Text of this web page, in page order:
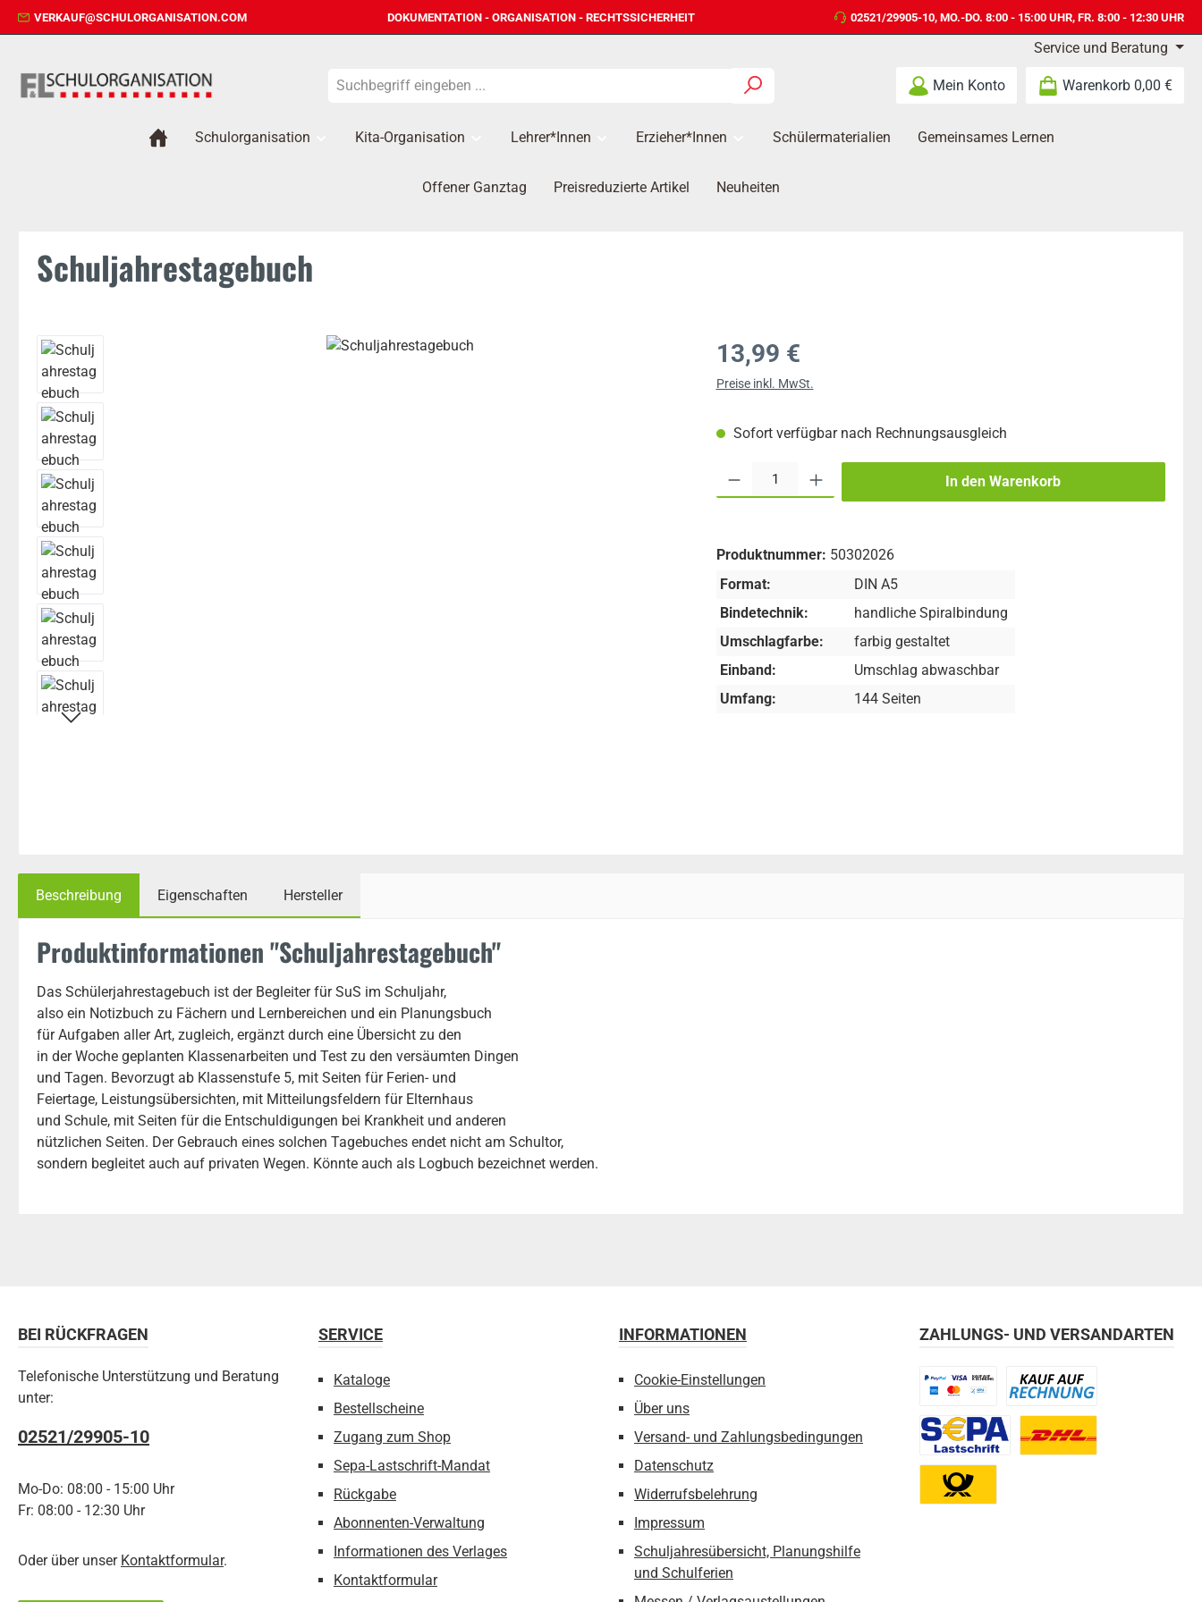
Hauptinhalt springen
Zur Suche springen
Zur Hauptnavigation springen
VERKAUF@SCHULORGANISATION.COM DOKUMENTATION - ORGANISATION - RECHTSSICHERHEIT 02521/29905-10, MO.-DO. 8:00 - 15:00 UHR, FR. 8:00 - 12:30 UHR
Service und Beratung
Mein Konto Warenkorb 0,00 €
Schulorganisation Kita-Organisation Lehrer*innen Erzieher*Innen Schülermaterialien Gemeinsames Lernen
Offener Ganztag Preisreduzierte Artikel Neuheiten
Schuljahrestagebuch
Bildergalerie überspringen Regulärer Preis:
13,99 €
Preise inkl. MwSt.
Sofort verfügbar nach Rechnungsausgleich
In den Warenkorb
Produktnummer: 50302026
Format:
DIN A5
Bindetechnik:
handliche Spiralbindung
Umschlagfarbe:
farbig gestaltet
Einband:
Umschlag abwaschbar
Umfang:
144 Seiten
Beschreibung Eigenschaften Hersteller
Produktinformationen "Schuljahrestagebuch"
Das Schülerjahrestagebuch ist der Begleiter für SuS im Schuljahr,
also ein Notizbuch zu Fächern und Lernbereichen und ein Planungsbuch
für Aufgaben aller Art, zugleich, ergänzt durch eine Übersicht zu den
in der Woche geplanten Klassenarbeiten und Test zu den versäumten Dingen
und Tagen. Bevorzugt ab Klassenstufe 5, mit Seiten für Ferien- und
Feiertage, Leistungsübersichten, mit Mitteilungsfeldern für Elternhaus
und Schule, mit Seiten für die Entschuldigungen bei Krankheit und anderen
nützlichen Seiten. Der Gebrauch eines solchen Tagebuches endet nicht am Schultor,
sondern begleitet auch auf privaten Wegen. Könnte auch als Logbuch bezeichnet werden.
BEI RÜCKFRAGEN
Telefonische Unterstützung und Beratung
unter:
02521/29905-10
Mo-Do: 08:00 - 15:00 Uhr
Fr: 08:00 - 12:30 Uhr
Oder über unser Kontaktformular.
SERVICE
Kataloge
Bestellscheine
Zugang zum Shop
Sepa-Lastschrift-Mandat
Rückgabe
Abonnenten-Verwaltung
Informationen des Verlages
Kontaktformular
INFORMATIONEN
Cookie-Einstellungen
Über uns
Versand- und Zahlungsbedingungen
Datenschutz
Widerrufsbelehrung
Impressum
Schuljahresübersicht, Planungshilfe
und Schulferien
ZAHLUNGS- UND VERSANDARTEN
Benutzerdefiniertes Bild 1Benutzerdefiniertes Bild 2
Benutzerdefiniertes Bild 3